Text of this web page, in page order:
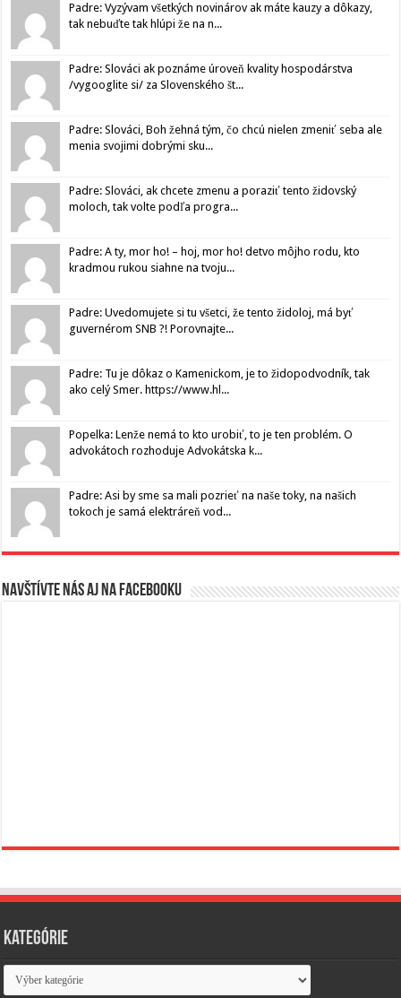
Padre: Vyzývam všetkých novinárov ak máte kauzy a dôkazy,
tak nebuďte tak hlúpi že na n...
Padre: Slováci ak poznáme úroveň kvality hospodárstva
/vygooglite si/ za Slovenského št...
Padre: Slováci, Boh žehná tým, čo chcú nielen zmeniť seba ale
menia svojimi dobrými sku...
Padre: Slováci, ak chcete zmenu a poraziť tento židovský
moloch, tak volte podľa progra...
Padre: A ty, mor ho! – hoj, mor ho! detvo môjho rodu, kto
kradmou rukou siahne na tvoju...
Padre: Uvedomujete si tu všetci, že tento židoloj, má byť
guvernérom SNB ?! Porovnajte...
Padre: Tu je dôkaz o Kamenickom, je to židopodvodník, tak
ako celý Smer. https://www.hl...
Popelka: Lenže nemá to kto urobiť, to je ten problém. O
advokátoch rozhoduje Advokátska k...
Padre: Asi by sme sa mali pozrieť na naše toky, na našich
tokoch je samá elektráreň vod...
Navštívte nás aj na Facebooku
Kategórie
Kategórie